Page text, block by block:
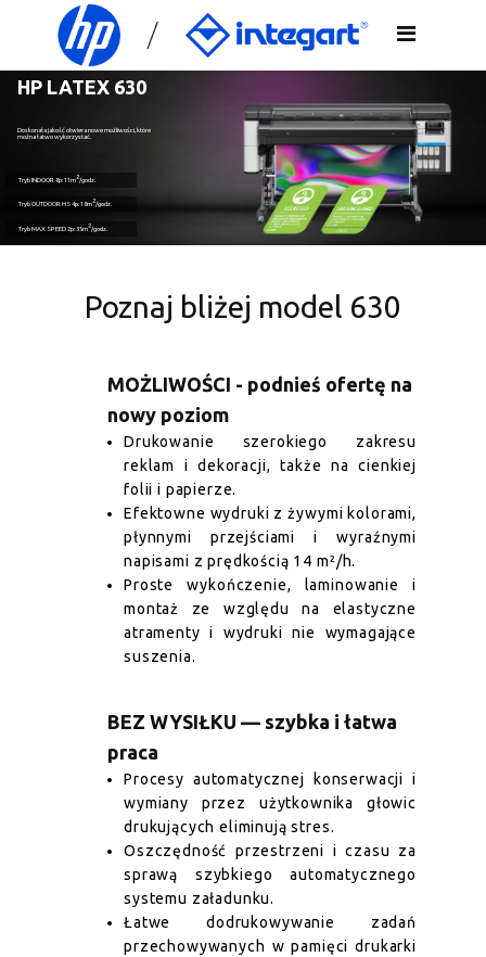
HP LATEX 630
Doskonała jakość otwiera nowe możliwości, które
można łatwo wykorzystać.
TrybINDOOR 8p: 11m2/godz.
TrybOUTDOOR HS4p: 18m2/godz.
TrybMAX SPEED2p: 35m2/godz.
Poznaj bliżej model 630
MOŻLIWOŚCI - podnieś ofertę na
nowy poziom
Drukowanie szerokiego zakresu
reklam i dekoracji, także na cienkiej
folii i papierze.
Efektowne wydruki z żywymi kolorami,
płynnymi przejściami i wyraźnymi
napisami z prędkością 14 m²/h.
Proste wykończenie, laminowanie i
montaż ze względu na elastyczne
atramenty i wydruki nie wymagające
suszenia.
BEZ WYSIŁKU — szybka i łatwa
praca
Procesy automatycznej konserwacji i
wymiany przez użytkownika głowic
drukujących eliminują stres.
Oszczędność przestrzeni i czasu za
sprawą szybkiego automatycznego
systemu załadunku.
Łatwe dodrukowywanie zadań
przechowywanych w pamięci drukarki